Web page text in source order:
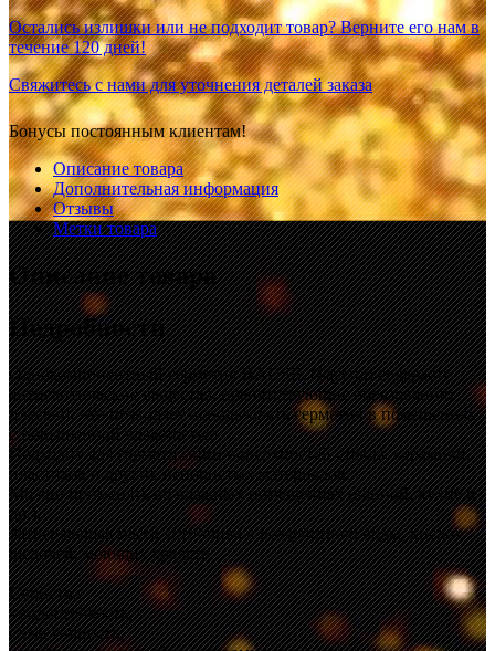
Остались излишки или не подходит товар? Верните его нам в
течение 120 дней!
Свяжитесь с нами для уточнения деталей заказа
Бонусы постоянным клиентам!
Описание товара
Дополнительная информация
Отзывы
Метки товара
Описание товара
Подробности
Однокомпонентный герметик BAUSIL (Баусил) содержит
антисептические вещества, препятствующие образованию
плесени, что позволяет использовать герметик в помещениях
с повышенной влажностью.
Подходит для герметизации поверхностей стекла, керамики,
пластиков и других непористых материалов.
Можно применять во влажных помещениях (ванной, кухне и
др.).
Затвердевшая масса устойчива к воздействию воды, кислот,
щелочей, моющих средств.
Свойства:
- водостойкость;
- эластичность;